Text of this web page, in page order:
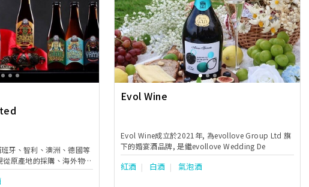
Next
牙、智利、澳洲、德國等
原產地的採購、海外物流
24小時恆溫酒倉。
Previous Next
Evol Wine
Evol Wine成立於2021年, 為evollove Group Ltd 旗
下的婚宴酒品牌, 是繼evollove Wedding De
紅酒 白酒 氣泡酒